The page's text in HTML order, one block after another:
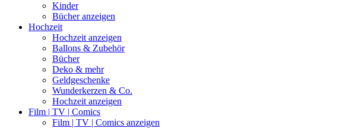
Kinder
Bücher anzeigen
Hochzeit
Hochzeit anzeigen
Ballons & Zubehör
Bücher
Deko & mehr
Geldgeschenke
Wunderkerzen & Co.
Hochzeit anzeigen
Film | TV | Comics
Film | TV | Comics anzeigen